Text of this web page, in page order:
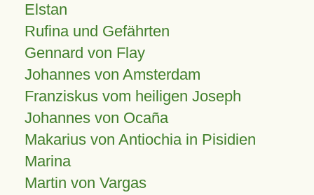
Elstan
Rufina und Gefährten
Gennard von Flay
Johannes von Amsterdam
Franziskus vom heiligen Joseph
Johannes von Ocaña
Makarius von Antiochia in Pisidien
Marina
Martin von Vargas